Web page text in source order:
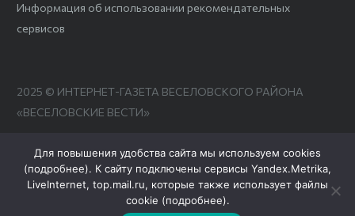
Информация об использовании рекомендательных
сервисов
2025 © ИНТЕРНЕТ-ГАЗЕТА ВЕСЕЛОВСКОГО РАЙОНА
«ВЕСЕЛОВСКИЕ ВЕСТИ»
Для повышения удобства сайта мы используем cookies
(подробнее). К сайту подключены сервисы Yandex.Metrika,
LiveInternet, top.mail.ru, которые также использует файлы
cookie (подробнее).